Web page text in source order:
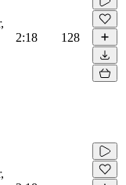
2:18 128